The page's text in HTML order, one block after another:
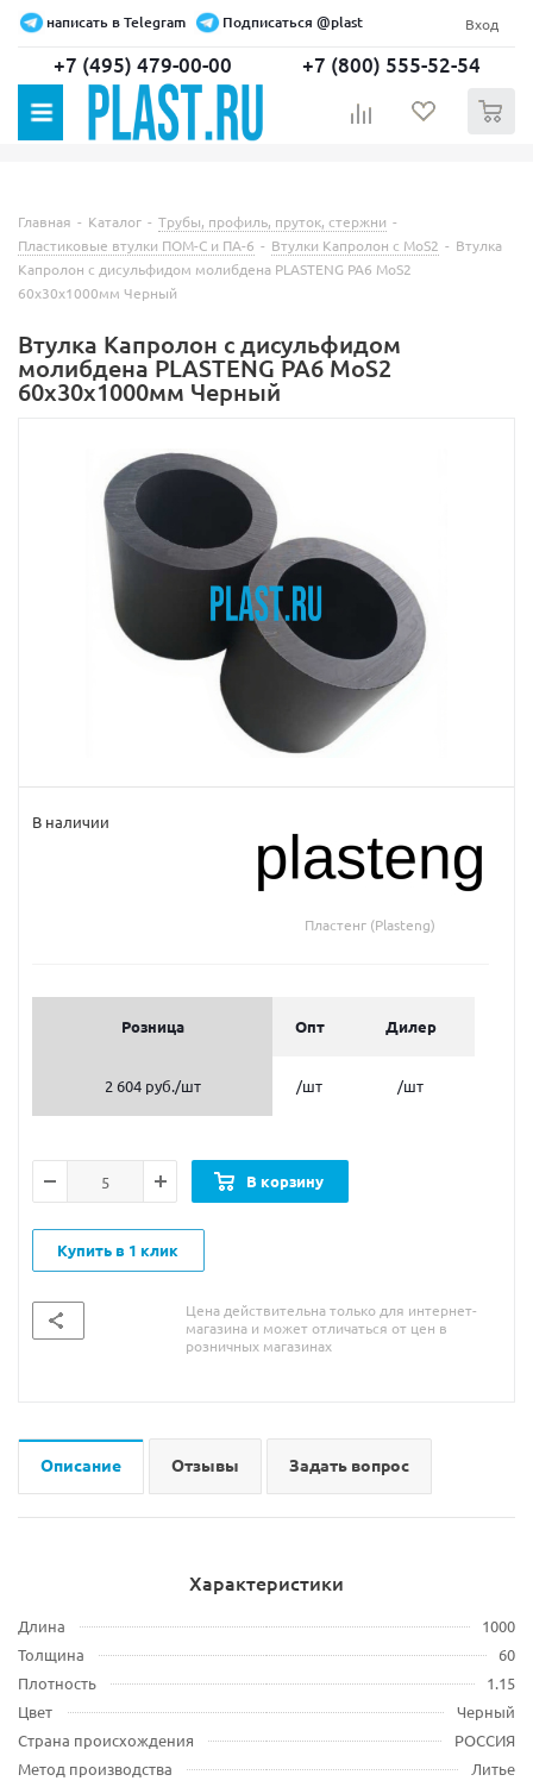
написать в Telegram Подписаться @plast Вход
+7 (495) 479-00-00 +7 (800) 555-52-54
Главная - Каталог - Трубы, профиль, пруток, стержни -
Пластиковые втулки ПОМ-С и ПА-6 - Втулки Капролон с MoS2 - Втулка
Капролон c дисульфидом молибдена PLASTENG PA6 MoS2
60х30х1000мм Черный
Втулка Капролон c дисульфидом
молибдена PLASTENG PA6 MoS2
60х30х1000мм Черный
В наличии
Пластенг (Plasteng)
Розница Опт Дилер
2 604 руб./шт /шт /шт
В корзину
Купить в 1 клик
Цена действительна только для интернет-
магазина и может отличаться от цен в
розничных магазинах
Описание Отзывы Задать вопрос
Характеристики
Длина
1000
Толщина
60
Плотность
1.15
Цвет
Черный
Страна происхождения
РОССИЯ
Метод производства
Литье